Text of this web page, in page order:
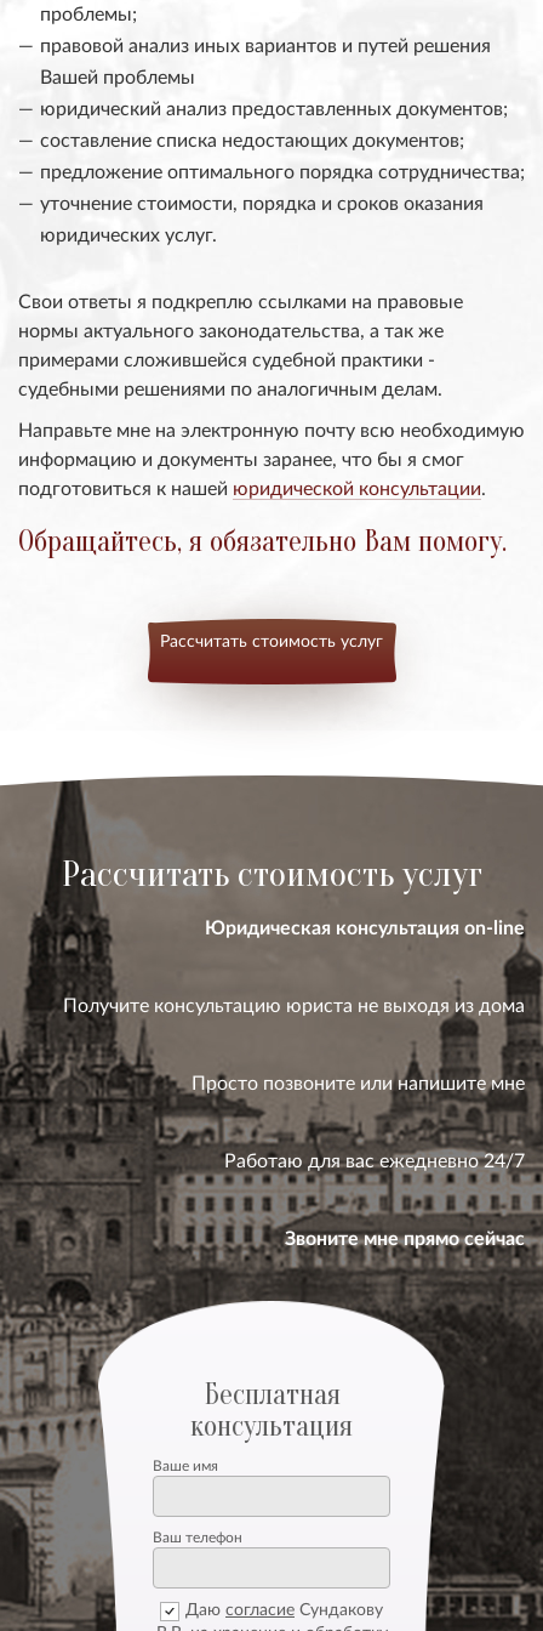
проблемы;
правовой анализ иных вариантов и путей решения
Вашей проблемы
юридический анализ предоставленных документов;
составление списка недостающих документов;
предложение оптимального порядка сотрудничества;
уточнение стоимости, порядка и сроков оказания
юридических услуг.
Свои ответы я подкреплю ссылками на правовые
нормы актуального законодательства, а так же
примерами сложившейся судебной практики -
судебными решениями по аналогичным делам.
Направьте мне на электронную почту всю необходимую
информацию и документы заранее, что бы я смог
подготовиться к нашей юридической консультации.
Обращайтесь, я обязательно Вам помогу.
Рассчитать стоимость услуг
Рассчитать стоимость услуг
Юридическая консультация on-line
Получите консультацию юриста не выходя из дома
Просто позвоните или напишите мне
Работаю для вас ежедневно 24/7
Звоните мне прямо сейчас
Бесплатная
консультация
Ваше имя
Ваш телефон
Даю согласие Сундакову